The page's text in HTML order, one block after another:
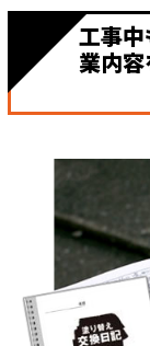
工事
業内容